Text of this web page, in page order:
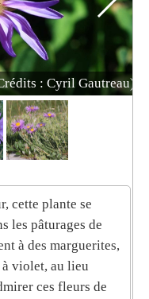
: Cyril Gautreau)
cette plante se
les pâturages de
à des marguerites,
violet, au lieu
ces fleurs de